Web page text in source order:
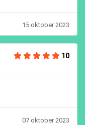
15 oktober 2023
10
07 oktober 2023